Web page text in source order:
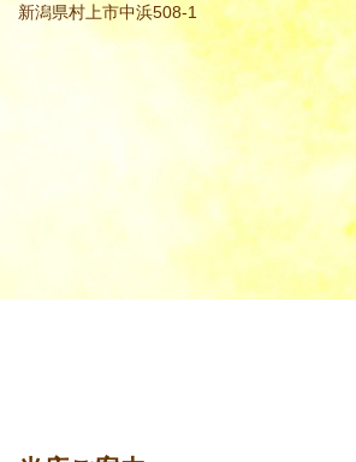
新潟県村上市中浜508-1